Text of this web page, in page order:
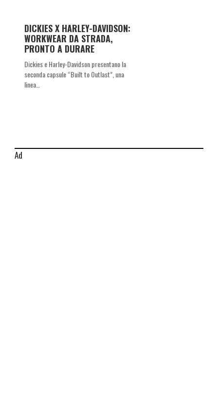
DICKIES X HARLEY-DAVIDSON:
WORKWEAR DA STRADA,
PRONTO A DURARE
Dickies e Harley-Davidson presentano la
seconda capsule “Built to Outlast”, una
linea…
Ad